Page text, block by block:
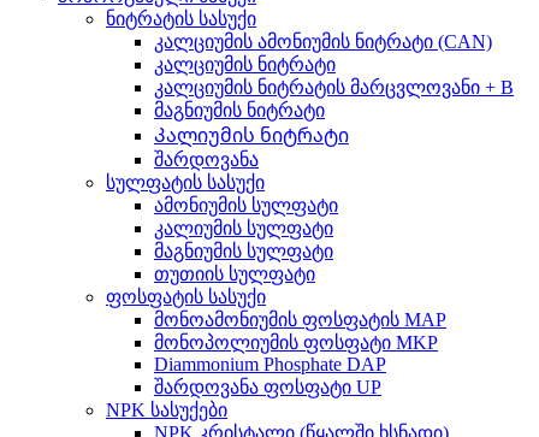
ნიტრატის სასუქი
კალციუმის ამონიუმის ნიტრატი (CAN)
კალციუმის ნიტრატი
კალციუმის ნიტრატის მარცვლოვანი + B
მაგნიუმის ნიტრატი
Კალიუმის ნიტრატი
შარდოვანა
სულფატის სასუქი
ამონიუმის სულფატი
კალიუმის სულფატი
მაგნიუმის სულფატი
თუთიის სულფატი
ფოსფატის სასუქი
მონოამონიუმის ფოსფატის MAP
მონოპოლიუმის ფოსფატი MKP
Diammonium Phosphate DAP
შარდოვანა ფოსფატი UP
NPK სასუქები
NPK კრისტალი (წყალში ხსნადი)